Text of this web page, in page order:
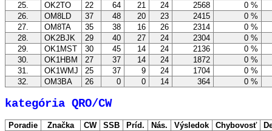
25.
OK2TO 22 64 21 24 2568
0 %
26.
OM8LD 37 48 20 23 2415
0 %
27.
OM8TA 35 38 16 26 2314
0 %
28.
OK2BJK 29 40 27 24 2304
0 %
29.
OK1MST 30 45 14 24 2136
0 %
30.
OK1HBM 27 37 14 24 1872
0 %
31.
OK1WMJ 25 37 9 24 1704
0 %
32.
OM3BA 26 0 0 14 364 0 %
kategória QRO/CW
Poradie Značka CW SSB Príd. Nás. Výsledok Chybovosť